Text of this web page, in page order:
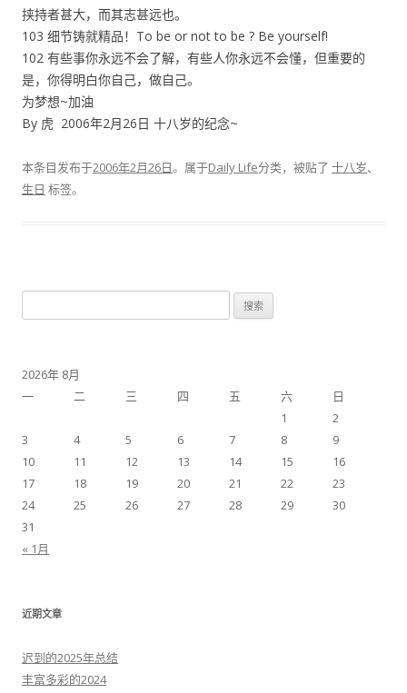
挟持者甚大，而其志甚远也。
103 细节铸就精品！To be or not to be ? Be yourself!
102 有些事你永远不会了解，有些人你永远不会懂，但重要的
是，你得明白你自己，做自己。
为梦想~加油
By 虎 2006年2月26日 十八岁的纪念~
本条目发布于2006年2月26日。属于Daily Life分类，被贴了 十八岁、
生日 标签。
索：
2026年 8月
一
二 三 四 五 六
日
1
2
3
4 5 6 7 8
9
10
11 12 13 14 15
16
17
18 19 20 21 22
23
24
25 26 27 28 29
30
31
« 1月
近期文章
迟到的2025年总结
丰富多彩的2024